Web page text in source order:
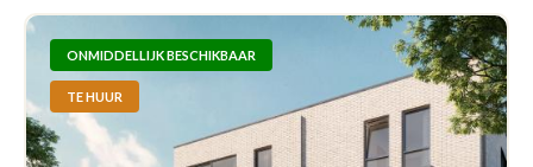
ONMIDDELLIJK BESCHIKBAAR
TE HUUR